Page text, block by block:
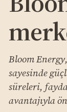
Bloom
sayesinde
süreleri,
avantajıyla